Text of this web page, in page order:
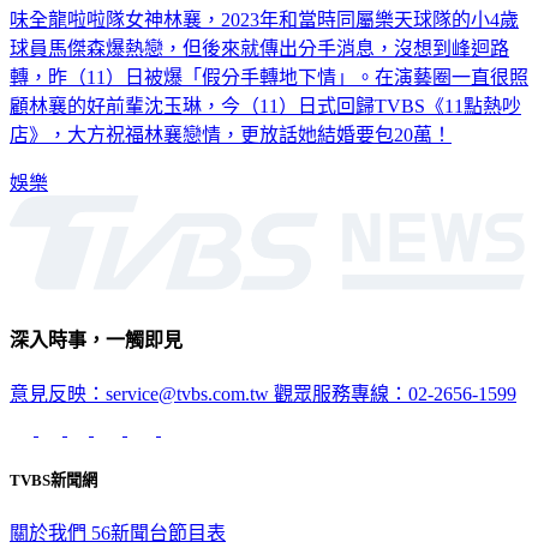
味全龍啦啦隊女神林襄，2023年和當時同屬樂天球隊的小4歲
球員馬傑森爆熱戀，但後來就傳出分手消息，沒想到峰迴路
轉，昨（11）日被爆「假分手轉地下情」。在演藝圈一直很照
顧林襄的好前輩沈玉琳，今（11）日式回歸TVBS《11點熱吵
店》，大方祝福林襄戀情，更放話她結婚要包20萬！
娛樂
深入時事，一觸即見
意見反映：service@tvbs.com.tw 觀眾服務專線：02-2656-1599
TVBS新聞網
關於我們 56新聞台節目表